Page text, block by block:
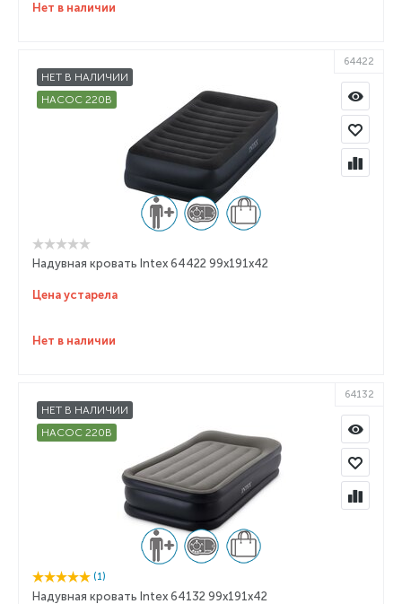
Нет в наличии
НЕТ В НАЛИЧИИ
НАСОС 220В
64422
Надувная кровать Intex 64422 99х191х42
Цена устарела
Нет в наличии
НЕТ В НАЛИЧИИ
НАСОС 220В
64132
(1)
Надувная кровать Intex 64132 99x191x42